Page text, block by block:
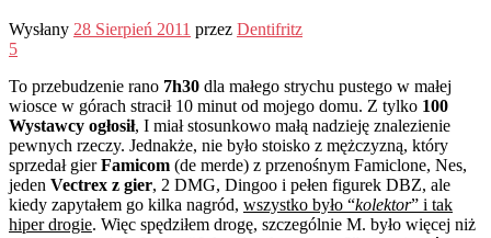
Wysłany 28 Sierpień 2011 przez Dentifritz
5
To przebudzenie rano 7h30 dla małego strychu pustego w małej
wiosce w górach stracił 10 minut od mojego domu. Z tylko 100
Wystawcy ogłosił, I miał stosunkowo małą nadzieję znalezienie
pewnych rzeczy. Jednakże, nie było stoisko z mężczyzną, który
sprzedał gierFamicom (de merde) z przenośnym Famiclone, Nes,
jeden Vectrex z gier, 2 DMG, Dingoo i pełen figurek DBZ, ale
kiedy zapytałem go kilka nagród, wszystko było “kolektor” i tak
hiper drogie. Więc spędziłem drogę, szczególnie M. było więcej niż